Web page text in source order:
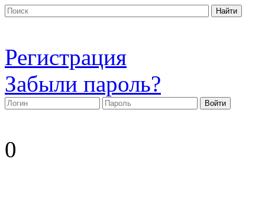
Регистрация
Забыли пароль?
0